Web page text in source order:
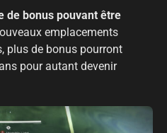
de bonus pouvant être
emplacements
plus de bonus pourront
pour autant devenir